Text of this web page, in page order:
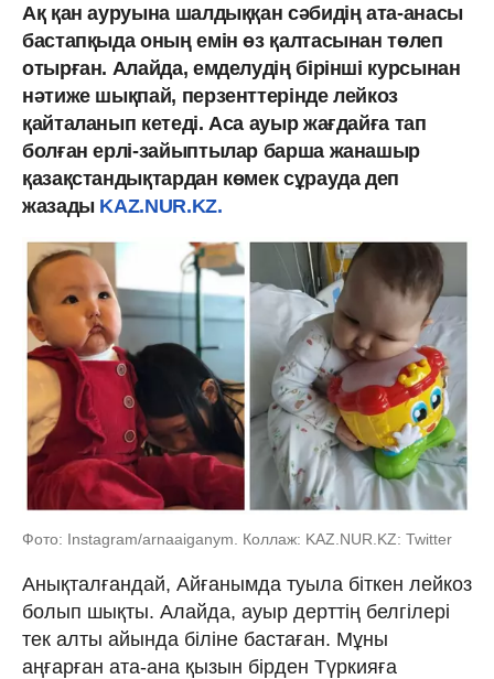
Ақ қан ауруына шалдыққан сәбидің ата-анасы
бастапқыда оның емін өз қалтасынан төлеп
отырған. Алайда, емделудің бірінші курсынан
нәтиже шықпай, перзенттерінде лейкоз
қайталанып кетеді. Аса ауыр жағдайға тап
болған ерлі-зайыптылар барша жанашыр
қазақстандықтардан көмек сұрауда деп
жазадыKAZ.NUR.KZ.
Фото: Instagram/arnaaiganym. Коллаж: KAZ.NUR.KZ: Twitter
Анықталғандай, Айғанымда туыла біткен лейкоз
болып шықты. Алайда, ауыр дерттің белгілері
тек алты айында біліне бастаған. Мұны
аңғарған ата-ана қызын бірден Түркияға